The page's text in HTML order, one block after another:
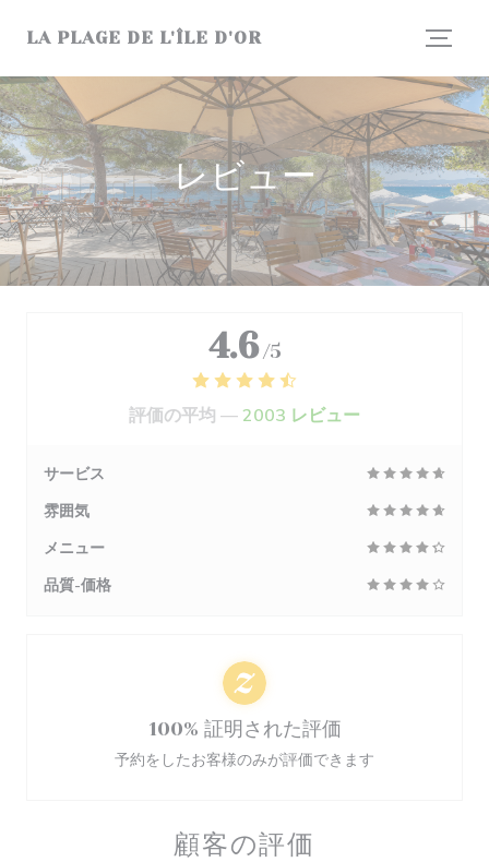
LA PLAGE DE L'ÎLE D'OR
レビュー
顧客の評価
4.6 /5
評価の平均 — 2003 レビュー
サービス
雰囲気
メニュー
品質-価格
100% 証明された評価
予約をしたお客様のみが評価できます